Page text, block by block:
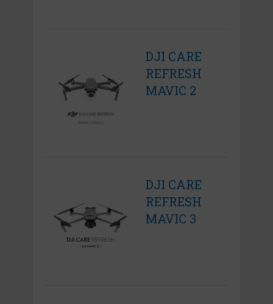
DJI CARE
REFRESH
MAVIC 2
DJI CARE
REFRESH
MAVIC 3